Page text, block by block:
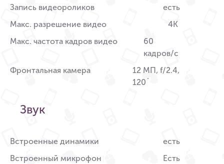
Запись видеороликов
есть
Макс. разрешение видео
4K
Макс. частота кадров видео
60
кадров/с
Фронтальная камера
12 МП, f/2.4,
120˚
Звук
Встроенные динамики
есть
Встроенный микрофон
Есть